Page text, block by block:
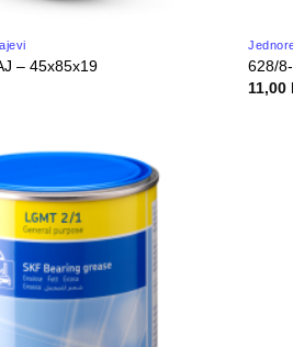
– 45x85x19
628/
11,00